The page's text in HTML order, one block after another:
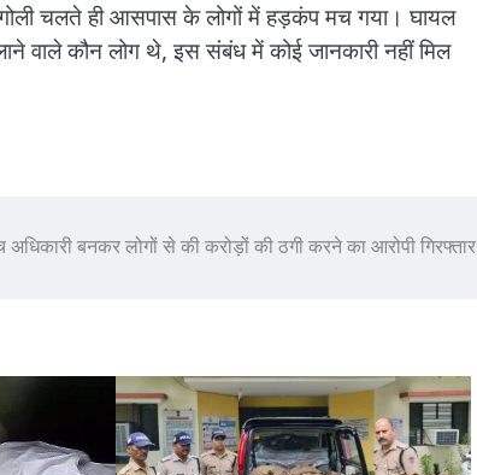
चलते ही आसपास के लोगों में हड़कंप मच गया। घायल
वाले कौन लोग थे, इस संबंध में कोई जानकारी नहीं मिल
बनकर लोगों से की करोड़ों की ठगी करने का आरोपी गिरफ्तार